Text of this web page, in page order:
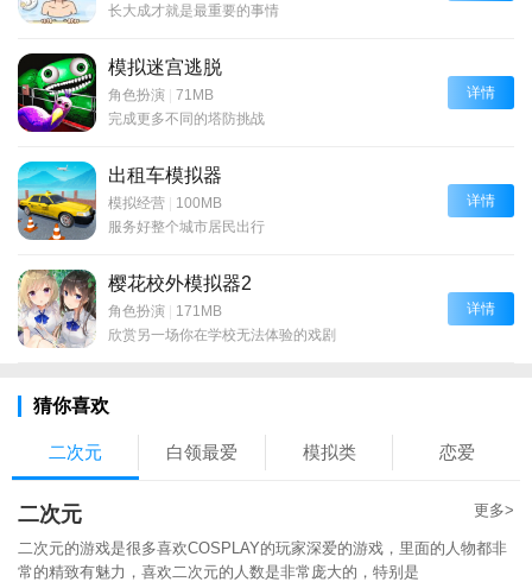
长大成才就是最重要的事情
模拟迷宫逃脱
角色扮演 | 71MB
完成更多不同的塔防挑战
详情
出租车模拟器
模拟经营 | 100MB
服务好整个城市居民出行
详情
樱花校外模拟器2
角色扮演 | 171MB
欣赏另一场你在学校无法体验的戏剧
详情
猜你喜欢
二次元 白领最爱 模拟类 恋爱
二次元 更多>
二次元的游戏是很多喜欢COSPLAY的玩家深爱的游戏，里面的人物都非
常的精致有魅力，喜欢二次元的人数是非常庞大的，特别是